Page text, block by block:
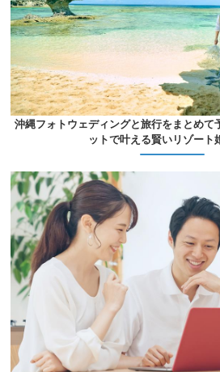
沖縄フォトウェディングと旅行をまとめて
ットで叶える賢いリゾート